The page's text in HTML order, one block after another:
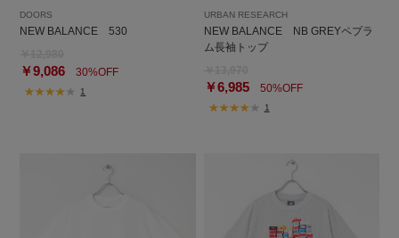
DOORS
NEW BALANCE 530
￥9,086 30%OFF
1
URBAN RESEARCH
NEW BALANCE NB GREYペプラ
ム長袖トップ
￥6,98550%OFF
1